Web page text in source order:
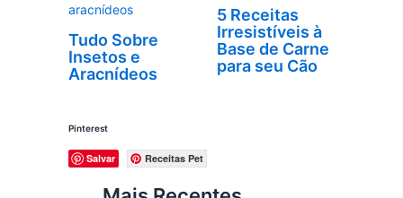
aracnídeos
Tudo Sobre
Insetos e
Aracnídeos
5 Receitas
Irresistíveis à
Base de Carne
para seu Cão
Pinterest
Salvar Receitas Pet